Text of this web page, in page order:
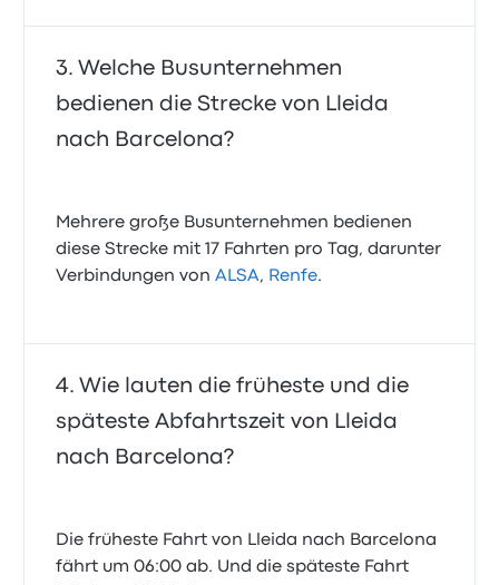
Welche Busunternehmen
bedienen die Strecke von Lleida
nach Barcelona?
Mehrere große Busunternehmen bedienen
diese Strecke mit 17 Fahrten pro Tag, darunter
Verbindungen vonALSA, Renfe.
Wie lauten die früheste und die
späteste Abfahrtszeit von Lleida
nach Barcelona?
Die früheste Fahrt von Lleida nach Barcelona
fährt um 06:00 ab. Und die späteste Fahrt